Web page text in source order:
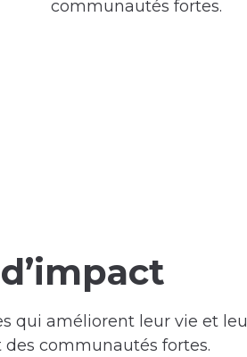
communautés fortes.
qui améliorent leur vie et
communautés fortes.